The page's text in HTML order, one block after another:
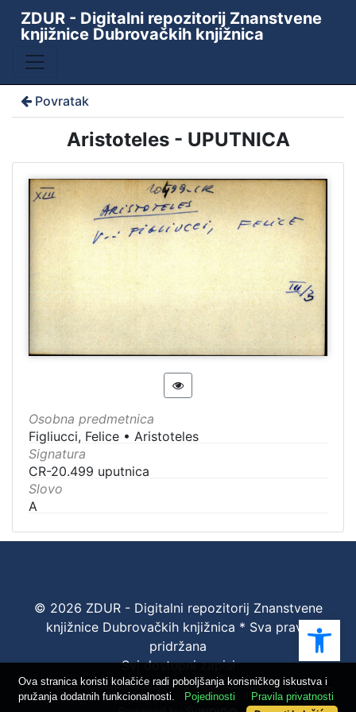
ZDUR - Digitalni repozitorij Znanstvene
knjižnice Dubrovačkih knjižnica
Povratak
Aristoteles - UPUTNICA
Osobna predmetnica
Figliucci, Felice • Aristoteles
Signatura
CR-20.499 uputnica
Slovo
A
© 2026 ZDUR - Digitalni repozitorij Znanstvene
knjižnice Dubrovačkih knjižnica * Sva prava
pridržana
Svi dostupni zapisi
Ova stranica koristi kolačiće radi poboljšanja korisničkog iskustva i
pružanja dodatnih funkcionalnosti.
Pojedinosti Pravila privatnosti